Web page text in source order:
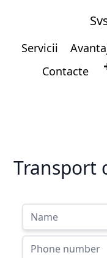
Servicii
Contacte
Transport